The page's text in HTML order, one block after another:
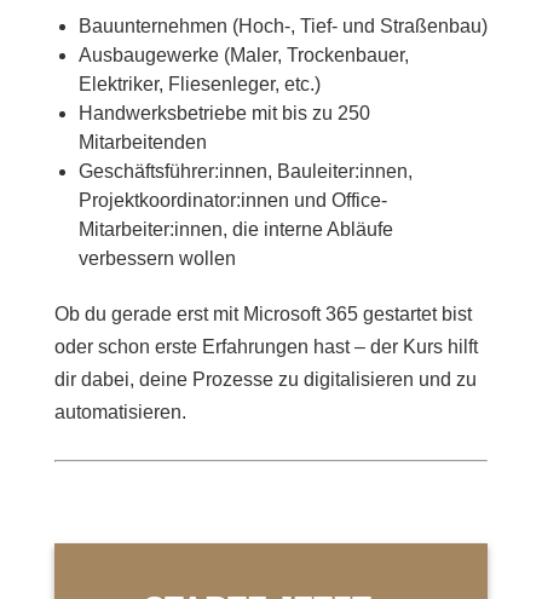
Bauunternehmen (Hoch-, Tief- und Straßenbau)
Ausbaugewerke (Maler, Trockenbauer,
Elektriker, Fliesenleger, etc.)
Handwerksbetriebe mit bis zu 250
Mitarbeitenden
Geschäftsführer:innen, Bauleiter:innen,
Projektkoordinator:innen und Office-
Mitarbeiter:innen, die interne Abläufe
verbessern wollen
Ob du gerade erst mit Microsoft 365 gestartet bist
oder schon erste Erfahrungen hast – der Kurs hilft
dir dabei, deine Prozesse zu digitalisieren und zu
automatisieren.